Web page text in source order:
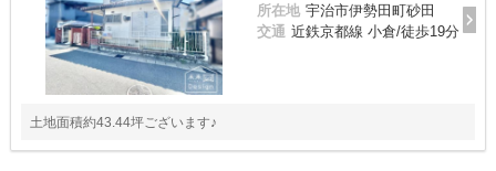
所在地 宇治市伊勢田町砂田
交通 近鉄京都線 小倉/徒歩19分
土地面積約43.44坪ございます♪